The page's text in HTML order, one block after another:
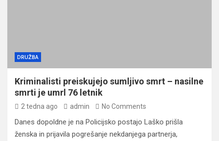
DRUŽBA
Kriminalisti preiskujejo sumljivo smrt – nasilne
smrti je umrl 76 letnik
2 tedna ago admin No Comments
Danes dopoldne je na Policijsko postajo Laško prišla
ženska in prijavila pogrešanje nekdanjega partnerja,